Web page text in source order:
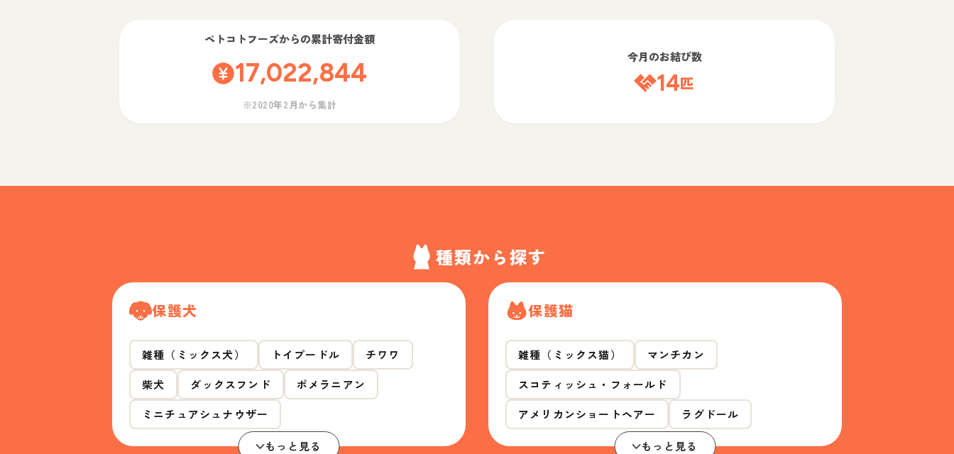
ペトコトフーズからの累計寄付金額
17,022,844
※2020年2月から集計
今月のお結び数
14匹
種類から探す
保護犬
雑種（ミックス犬） トイプードル
チワワ
柴犬
ダックスフンド
ポメラニアン
ミニチュアシュナウザー
もっと見る
保護猫
雑種（ミックス猫）
マンチカン
スコティッシュ・フォールド
アメリカンショートヘアー
ラグドール
もっと見る